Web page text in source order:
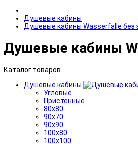
Душевые кабины
Душевые кабины Wasserfalle без
Душевые кабины
Каталог товаров
Душевые кабины
Угловые
Пристенные
80x80
90x70
90x90
100x80
100x100